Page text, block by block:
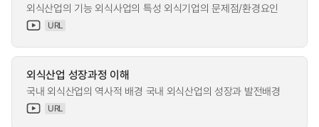
외식산업의 기능 외식사업의 특성 외식기업의 문제점/환경요인
URL
외식산업 성장과정 이해
국내 외식산업의 역사적 배경 국내 외식산업의 성장과 발전배경
URL